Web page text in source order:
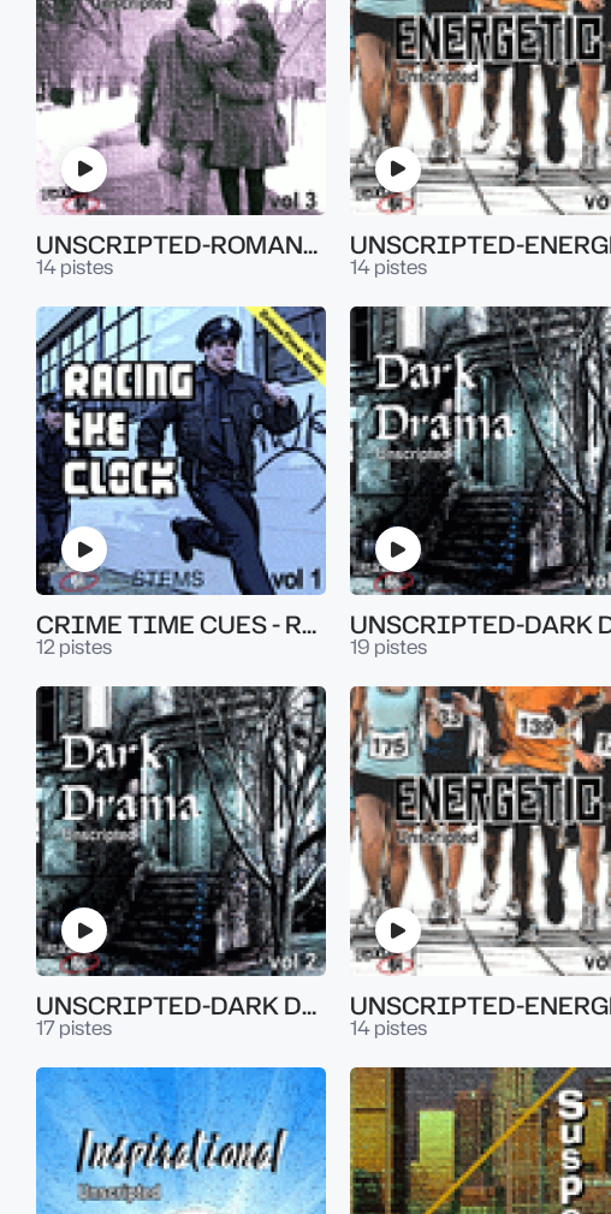
UNSCRIPTED-ROMANTIC VOL.3
14 pistes 14 pistes
CRIME TIME CUES - RACING THE CLOCK VOL.1
12 pistes 19 pistes
UNSCRIPTED-DARK DRAMA VOL.2
17 pistes 14 pistes